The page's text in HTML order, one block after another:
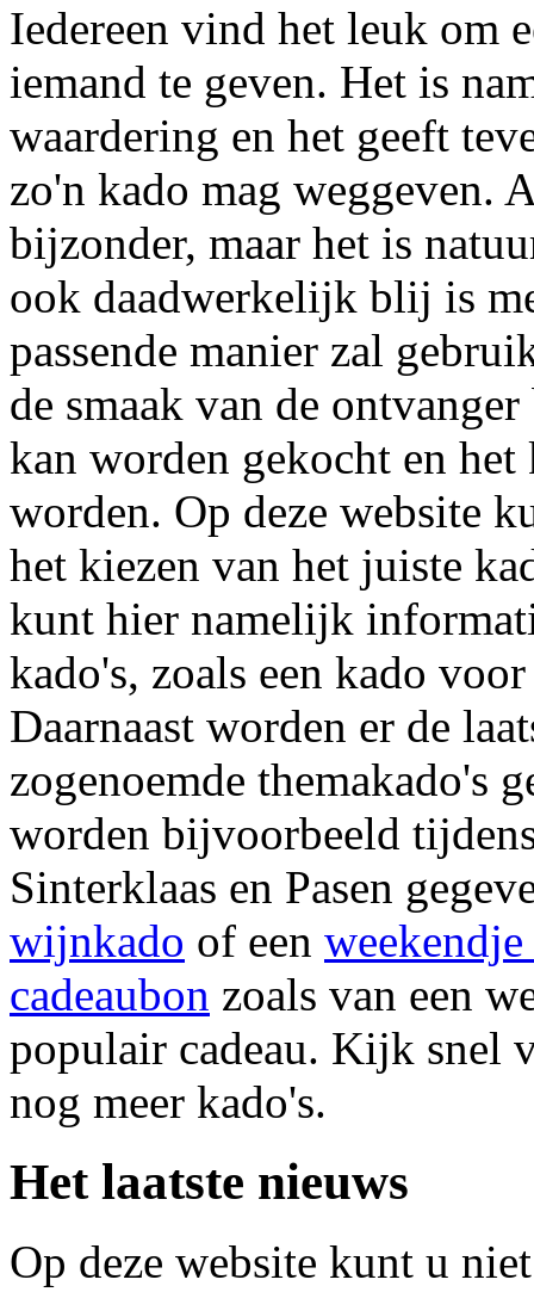
Iedereen vind het leuk om
iemand te geven. Het is
waardering en het geeft
zo'n kado mag weggeven.
bijzonder, maar het is
ook daadwerkelijk blij is
passende manier zal
de smaak van de
kan worden gekocht en
worden. Op deze website
het kiezen van het juiste
kunt hier namelijk
kado's, zoals een kado
Daarnaast worden er de
zogenoemde themakado's
worden bijvoorbeeld
Sinterklaas en Pasen
wijnkado of een
cadeaubon zoals van een
populair cadeau. Kijk snel
nog meer kado's.
Het laatste nieuws
Op deze website kunt u